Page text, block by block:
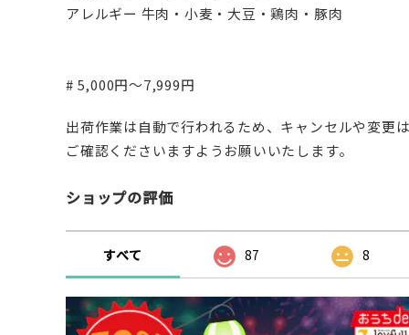
アレルギー 牛肉・小麦・大豆・鶏肉・豚肉
# 5,000円～7,999円
出荷作業は自動で行われるため、キャンセルや変更
ご確認くださいますようお願いいたします。
ショップの評価
すべて 87 8